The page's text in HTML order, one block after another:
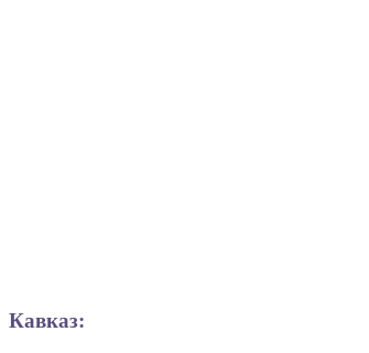
Кавказ: